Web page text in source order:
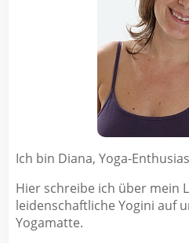
Ich bin Diana, Yoga-
Hier schreibe ich über mein
leidenschaftliche Yogini auf
Yogamatte.